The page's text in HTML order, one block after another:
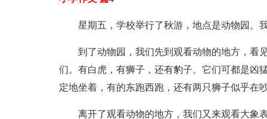
星期五，学校举行了秋游，地点是动物园。
到了动物园，我们先到观看动物的地方，看
们。有白虎，有狮子，还有豹子。它们可都是凶
定地坐着，有的东跑西跑，还有两只狮子似乎在
离开了观看动物的地方，我们又来观看大象